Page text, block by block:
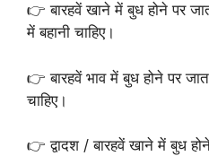
👉 बारहवें खाने में बुध होने पर
में बहानी चाहिए।
👉 बारहवें भाव में बुध होने पर
चाहिए।
👉 द्वादश / बारहवें खाने में बुध